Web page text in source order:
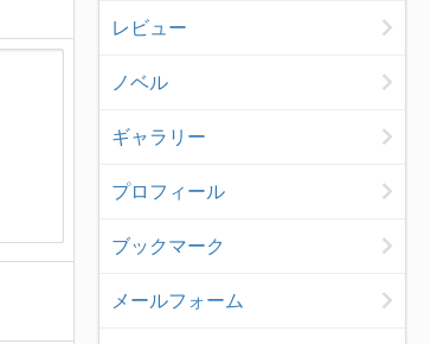
レビュー
ノベル
ギャラリー
プロフィール
ブックマーク
メールフォーム